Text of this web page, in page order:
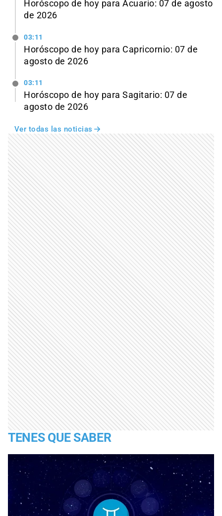
Horóscopo de hoy para Acuario: 07 de agosto
de 2026
03:11
Horóscopo de hoy para Capricornio: 07 de
agosto de 2026
03:11
Horóscopo de hoy para Sagitario: 07 de
agosto de 2026
Ver todas las noticias
TENES QUE SABER